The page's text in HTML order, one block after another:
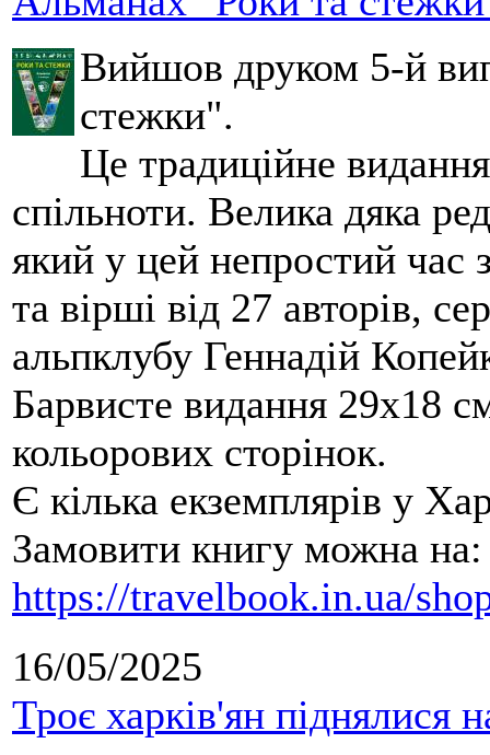
Вийшов друком 5-й
стежки".
Це традиційне
спільноти. Велика дяка
який у цей непростий час
та вірші від 27 авторів,
альпклубу Геннадій
Барвисте видання 29х18
кольорових сторінок.
Є кілька екземплярів у
Замовити книгу можна на:
https://travelbook.in.ua/
16/05/2025
Троє харків'ян піднялися